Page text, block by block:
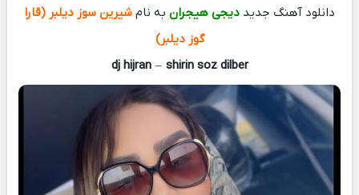
دانلود آهنگ جدید دیجی هیجران به نام شیرین سوز دیلبر (قارا
گوز دیلبر)
dj hijran – shirin soz dilber